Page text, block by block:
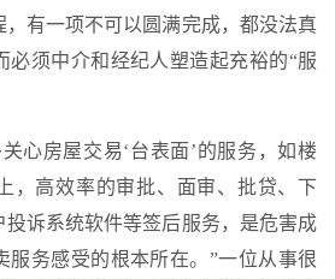
有一项不可以圆满完成，都没法真
必须中介和经纪人塑造起充裕的“服
房屋交易‘台表面’的服务，如楼
，高效率的审批、面审、批贷、下
诉系统软件等签后服务，是危害成
服务感受的根本所在。”一位从事很